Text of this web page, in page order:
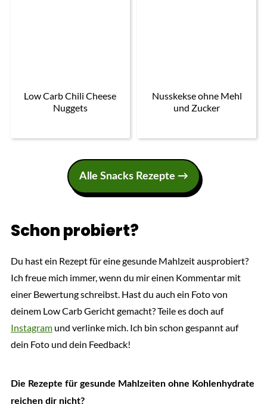
Low Carb Chili Cheese
Nuggets
Nusskekse ohne Mehl
und Zucker
Alle Snacks Rezepte →
Schon probiert?
Du hast ein Rezept für eine gesunde Mahlzeit ausprobiert?
Ich freue mich immer, wenn du mir einen Kommentar mit
einer Bewertung schreibst. Hast du auch ein Foto von
deinem Low Carb Gericht gemacht? Teile es doch auf
Instagramund verlinke mich. Ich bin schon gespannt auf
dein Foto und dein Feedback!
Die Rezepte für gesunde Mahlzeiten ohne Kohlenhydrate
reichen dir nicht?